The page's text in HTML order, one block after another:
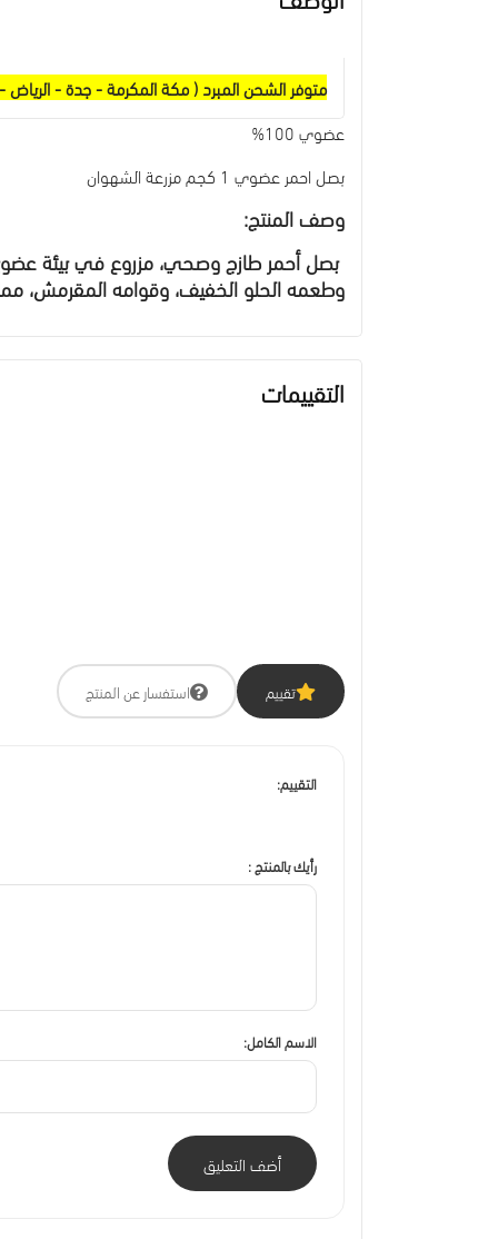
متوفر الشحن المبرد ( مكة المكرمة - جدة -
عضوي 100%
بصل احمر عضوي 1 كجم مزرعة الشهوان
وصف المنتج:
بصل أحمر طازج وصحي، مزروع في بيئة عضوية
وطعمه الحلو الخفيف، وقوامه المقرمش،
التقييمات
تقييم استفسار عن المنتج
التقييم:
رأيك بالمنتج :
الاسم الكامل:
أضف التعليق